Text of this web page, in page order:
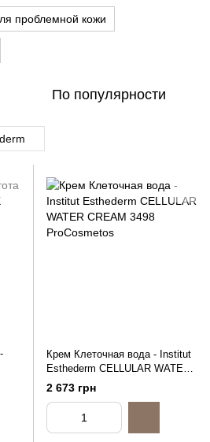
проблемной кожи
По популярности
Крем Клеточная вода - Institut
Esthederm CELLULAR WATER
CREAM, 50ml
2 673 грн